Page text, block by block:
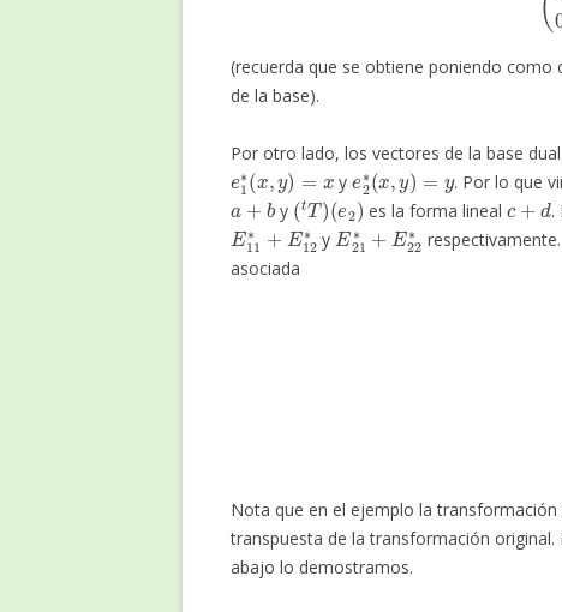
(recuerda que se obtiene poniendo
de la base).
Por otro lado, los vectores de la base dual
e 1∗(x,y)=x
y
e2∗(x,y)= y
. Por lo que
a+b
y
(tT)(e2)
es la forma lineal
c+d
.
E11 ∗+E12∗
y
E21∗ +E22∗
asociada
Nota que en el ejemplo la
transpuesta de la transformación
abajo lo demostramos.